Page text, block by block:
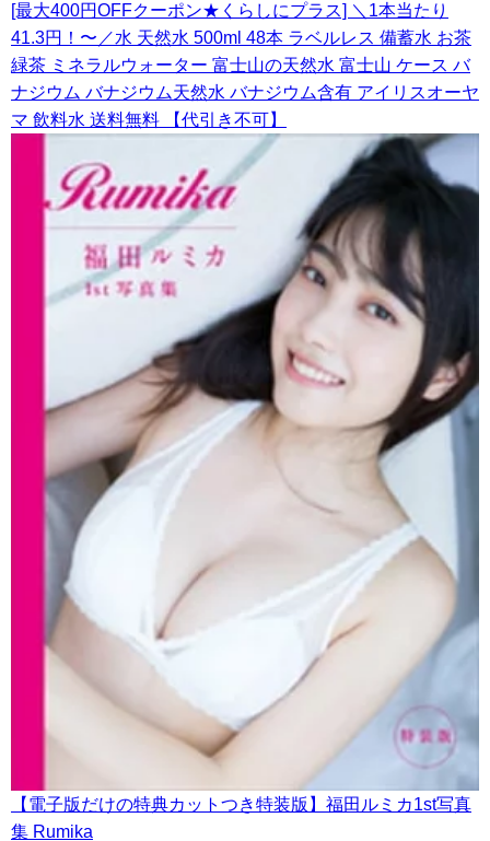
[最大400円OFFクーポン★くらしにプラス] ＼1本当たり
41.3円！〜／水 天然水 500ml 48本 ラベルレス 備蓄水 お茶
緑茶 ミネラルウォーター 富士山の天然水 富士山 ケース バ
ナジウム バナジウム天然水 バナジウム含有 アイリスオーヤ
マ 飲料水 送料無料 【代引き不可】
【電子版だけの特典カットつき特装版】福田ルミカ1st写真
集 Rumika